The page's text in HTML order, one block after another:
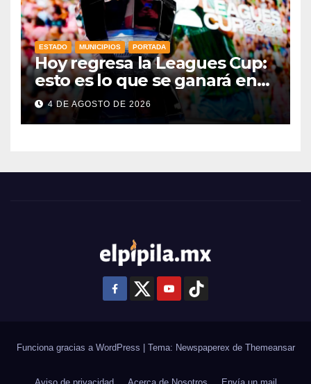
ESTADO MUNICIPIOS PORTADA
Hoy regresa la Leagues Cup:
esto es lo que se ganará en
esta edición
4 DE AGOSTO DE 2026
Funciona gracias a WordPress | Tema: Newspaperex de Themeansar